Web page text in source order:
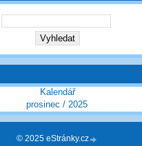
Kalendář
prosinec / 2025
© 2025 eStránky.cz